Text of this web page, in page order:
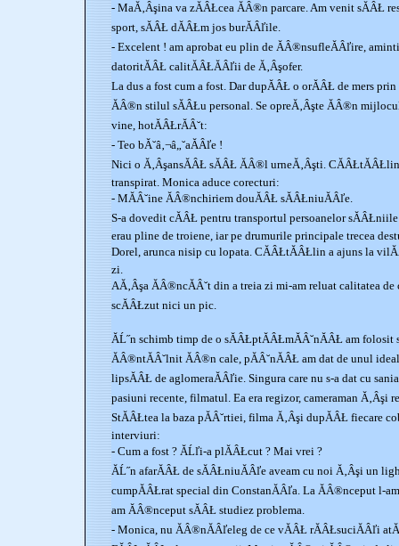
- MaĂ‚Âşina va zĂÂŁcea ĂÂ®n parcare. Am venit sĂÂŁ
sport, sĂÂŁ dĂÂŁm jos burĂÂľile.
- Excelent ! am aprobat eu plin de ĂÂ®nsufleĂÂľire,
datoritĂÂŁ calitĂÂŁĂÂľii de Ă‚Âşofer.
La dus a fost cum a fost. Dar dupĂÂŁ o orĂÂŁ de mers prin
ĂÂ®n stilul sĂÂŁu personal. Se opreĂ‚Âşte ĂÂ®n
vine, hotĂÂŁrĂÂ˘t:
- Teo bĂ˘â‚¬â„˘aĂÂľe !
Nici o Ă‚ÂşansĂÂŁ sĂÂŁ ĂÂ®l urneĂ‚Âşti.
transpirat. Monica aduce corecturi:
- MĂÂ˘ine ĂÂ®nchiriem douĂÂŁ sĂÂŁniuĂÂľe.
S-a dovedit cĂÂŁ pentru transportul persoanelor
erau pline de troiene, iar pe drumurile principale trecea
Dorel, arunca nisip cu lopata. CĂÂŁtĂÂŁlin a ajuns la
zi.
AĂ‚Âşa ĂÂ®ncĂÂ˘t din a treia zi mi-am reluat calitatea
scĂÂŁzut nici un pic.
ĂĹ˝n schimb timp de o sĂÂŁptĂÂŁmĂÂ˘nĂÂŁ am
ĂÂ®ntĂÂ˘lnit ĂÂ®n cale, pĂÂ˘nĂÂŁ am dat de unul
lipsĂÂŁ de aglomeraĂÂľie. Singura care nu s-a dat cu
pasiuni recente, filmatul. Ea era regizor, cameraman Ă‚Âşi
StĂÂŁtea la baza pĂÂ˘rtiei, filma Ă‚Âşi dupĂÂŁ fiecare
interviuri:
- Cum a fost ? ĂĹľi-a plĂÂŁcut ? Mai vrei ?
ĂĹ˝n afarĂÂŁ de sĂÂŁniuĂÂľe aveam cu noi Ă‚Âşi un
cumpĂÂŁrat special din ConstanĂÂľa. La ĂÂ®nceput l-
am ĂÂ®nceput sĂÂŁ studiez problema.
- Monica, nu ĂÂ®nĂÂľeleg de ce vĂÂŁ rĂÂŁsuciĂÂľi